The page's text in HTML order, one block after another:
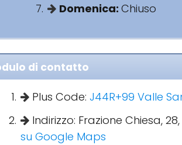
Domenica: Chiuso
di contatto
Plus Code: J44R+99 Valle
Indirizzo: Frazione Chiesa,
su Google Maps